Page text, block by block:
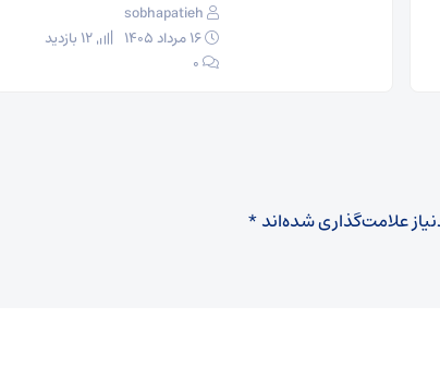
sobhapatieh
۱۶ مرداد ۱۴۰۵
12 بازدید
۰
علامت‌گذاری شده‌اند*